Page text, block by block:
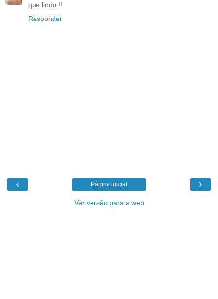
que lindo !!
Responder
‹ ›
Página inicial
Ver versão para a web